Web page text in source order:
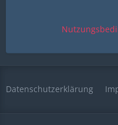
Datenschutzerklärung